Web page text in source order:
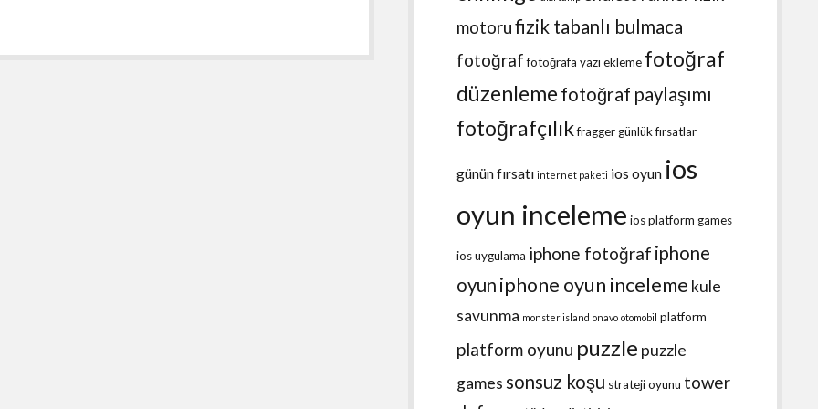
motorufizik tabanlı bulmaca
fotoğraf fotoğrafa yazı ekleme fotoğraf
düzenleme fotoğraf paylaşımı
fotoğrafçılıkfraggergünlük fırsatlar
günün fırsatı internet paketi ios oyun ios
oyun inceleme ios platform games
ios uygulama iphone fotoğraf iphone
oyun iphone oyun inceleme kule
savunma monster island onavo otomobil platform
platform oyunu puzzle puzzle
games sonsuz koşu strateji oyunu tower